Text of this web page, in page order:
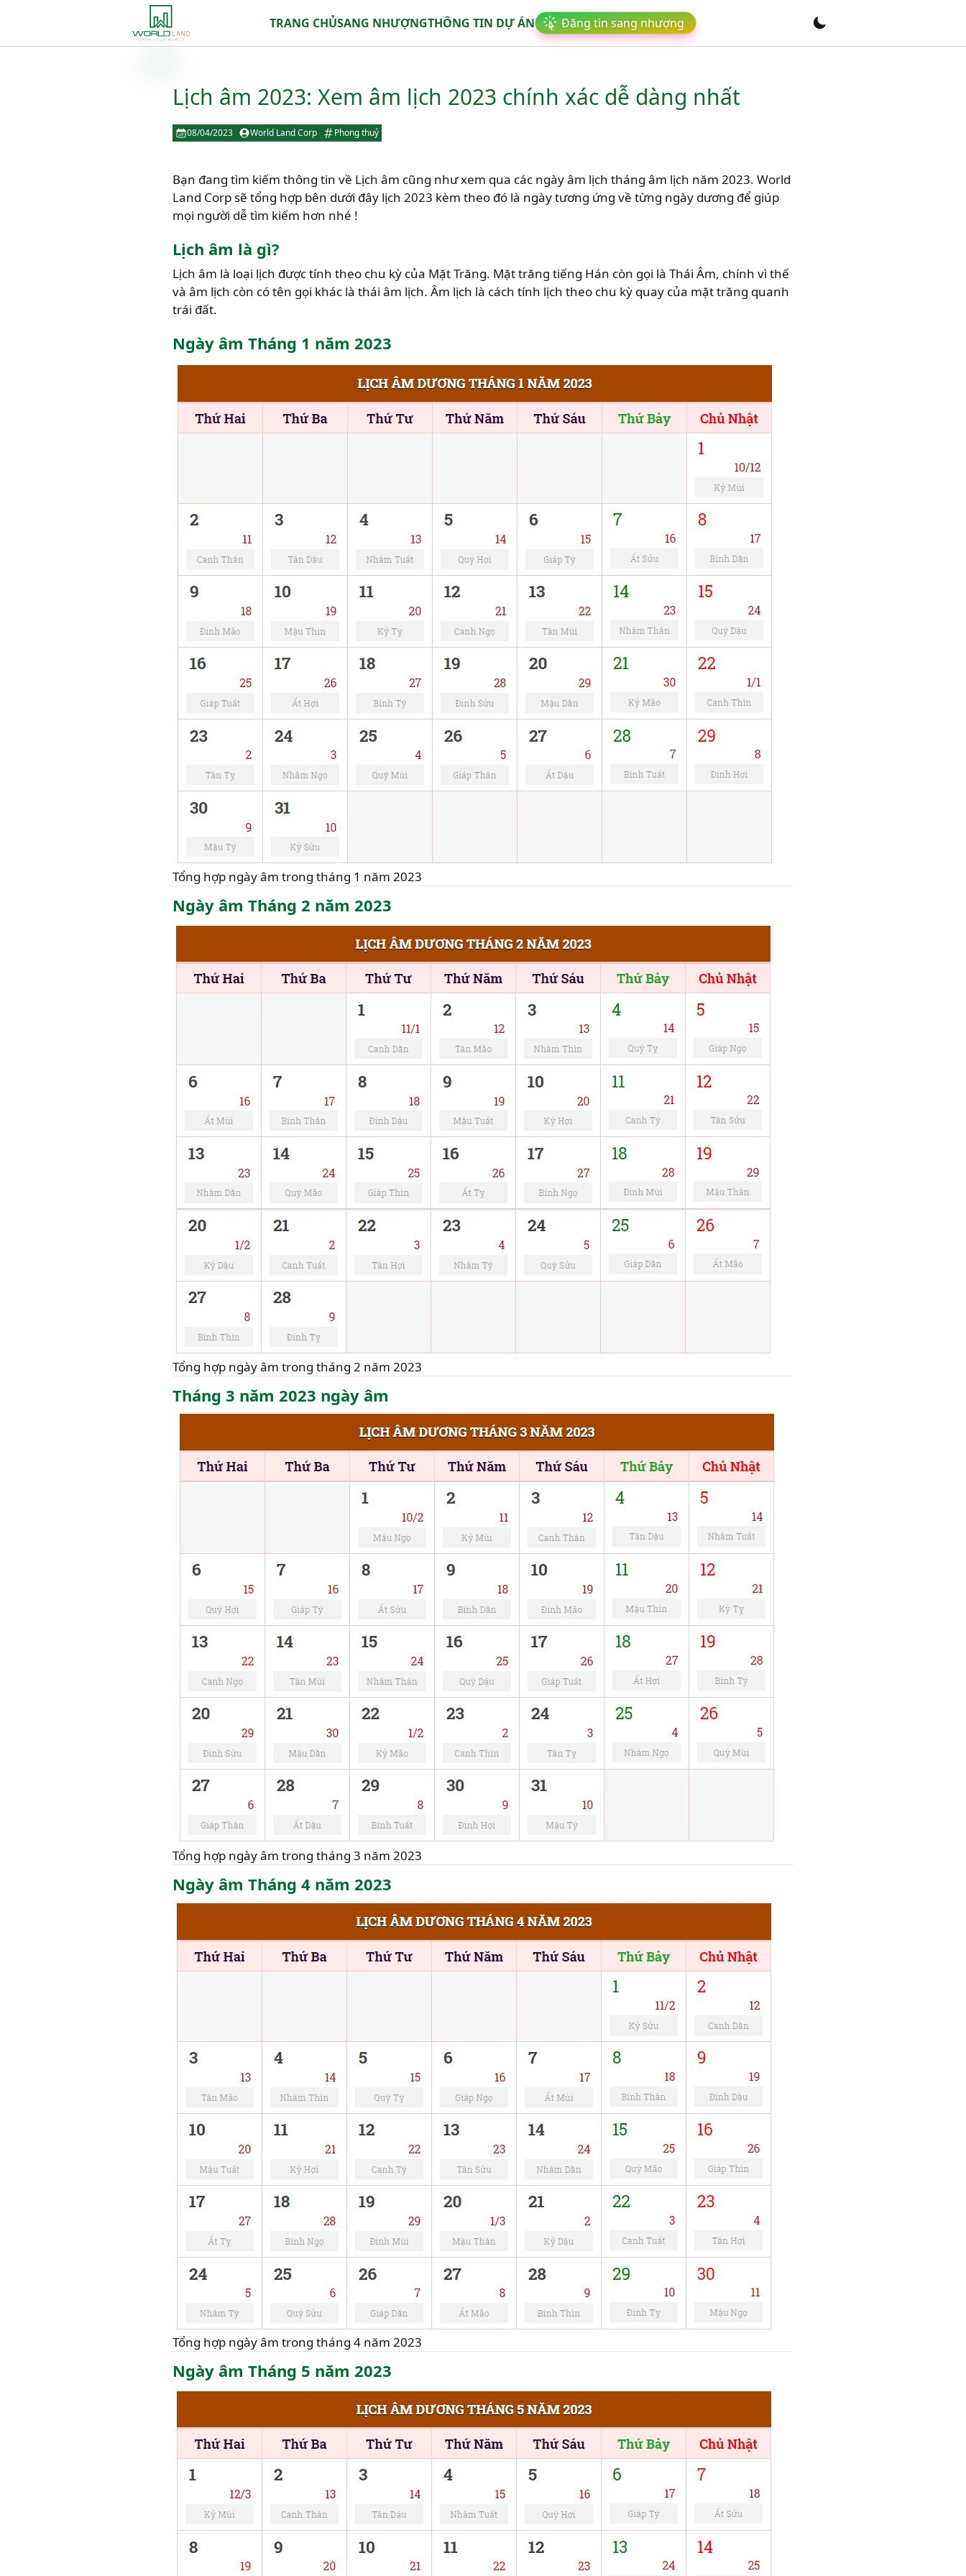
TRANG CHỦSANG NHƯỢNGTHÔNG TIN DỰ ÁN Đăng tin sang nhượng
Lịch âm 2023: Xem âm lịch 2023 chính xác dễ dàng nhất
08/04/2023 World Land Corp Phong thuỷ
Bạn đang tìm kiếm thông tin về Lịch âm cũng như xem qua các ngày âm lịch tháng âm lịch năm 2023. World
Land Corp sẽ tổng hợp bên dưới đây lịch 2023 kèm theo đó là ngày tương ứng về từng ngày dương để giúp
mọi người dễ tìm kiếm hơn nhé !
Lịch âm là gì?
Lịch âm là loại lịch được tính theo chu kỳ của Mặt Trăng. Mặt trăng tiếng Hán còn gọi là Thái Âm, chính vì thế
và âm lịch còn có tên gọi khác là thái âm lịch. Âm lịch là cách tính lịch theo chu kỳ quay của mặt trăng quanh
trái đất.
Ngày âm Tháng 1 năm 2023
Tổng hợp ngày âm trong tháng 1 năm 2023
Ngày âm Tháng 2 năm 2023
Tổng hợp ngày âm trong tháng 2 năm 2023
Tháng 3 năm 2023 ngày âm
Tổng hợp ngày âm trong tháng 3 năm 2023
Ngày âm Tháng 4 năm 2023
Tổng hợp ngày âm trong tháng 4 năm 2023
Ngày âm Tháng 5 năm 2023